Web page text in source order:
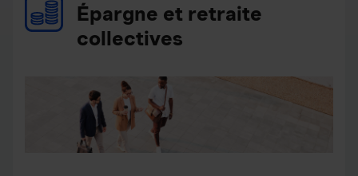
Épargne et retraite
collectives